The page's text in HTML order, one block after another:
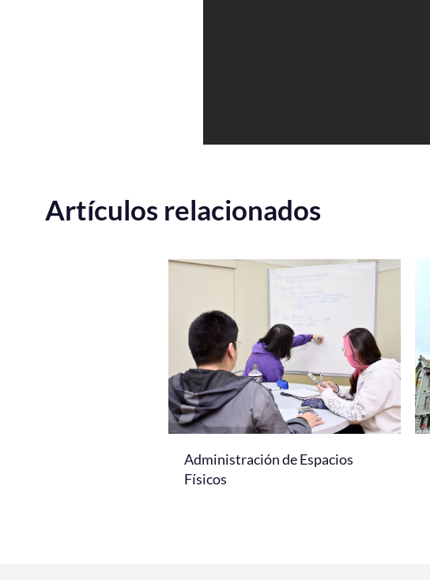
Artículos relacionados
Administración de Espacios
Físicos